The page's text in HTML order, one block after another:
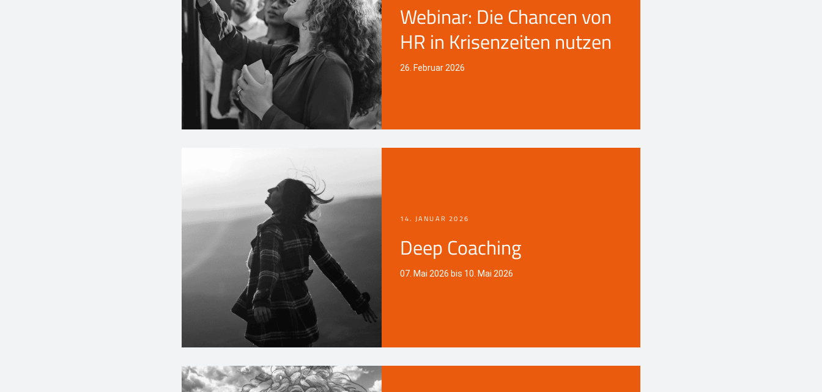
Webinar: Die Chancen von
HR in Krisenzeiten nutzen
26. Februar 2026
14. JANUAR 2026
Deep Coaching
07. Mai 2026 bis 10. Mai 2026